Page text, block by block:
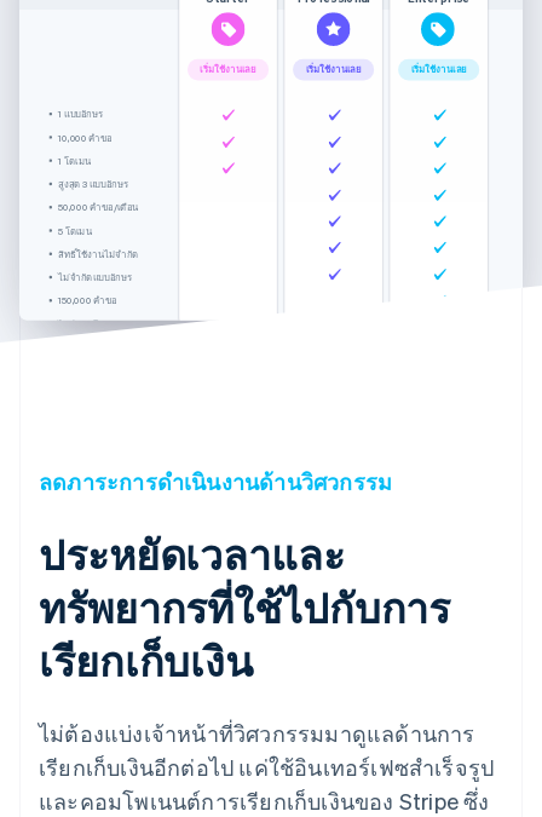
เริ่มใช้งานเลย เริ่มใช้งานเลย เริ่มใช้งานเลย
สูงสุด 3 แบบอักษร
50,000 คำขอ/เดือน
5 โดเมน
สิทธิ์ใช้งานไม่จำกัด
1 แบบอักษร
10,000 คำขอ
1 โดเมน
ไม่จำกัดแบบอักษร
150,000 คำขอ
ไม่จำกัดโดเมน
ลดภาระการดำเนินงานด้านวิศวกรรม
ประหยัดเวลาและ
ทรัพยากรที่ใช้ไปกับการ
เรียกเก็บเงิน
ไม่ต้องแบ่งเจ้าหน้าที่วิศวกรรมมาดูแลด้านการ
เรียกเก็บเงินอีกต่อไป แค่ใช้อินเทอร์เฟซสำเร็จรูป
และคอมโพเนนต์การเรียกเก็บเงินของ Stripe ซึ่ง